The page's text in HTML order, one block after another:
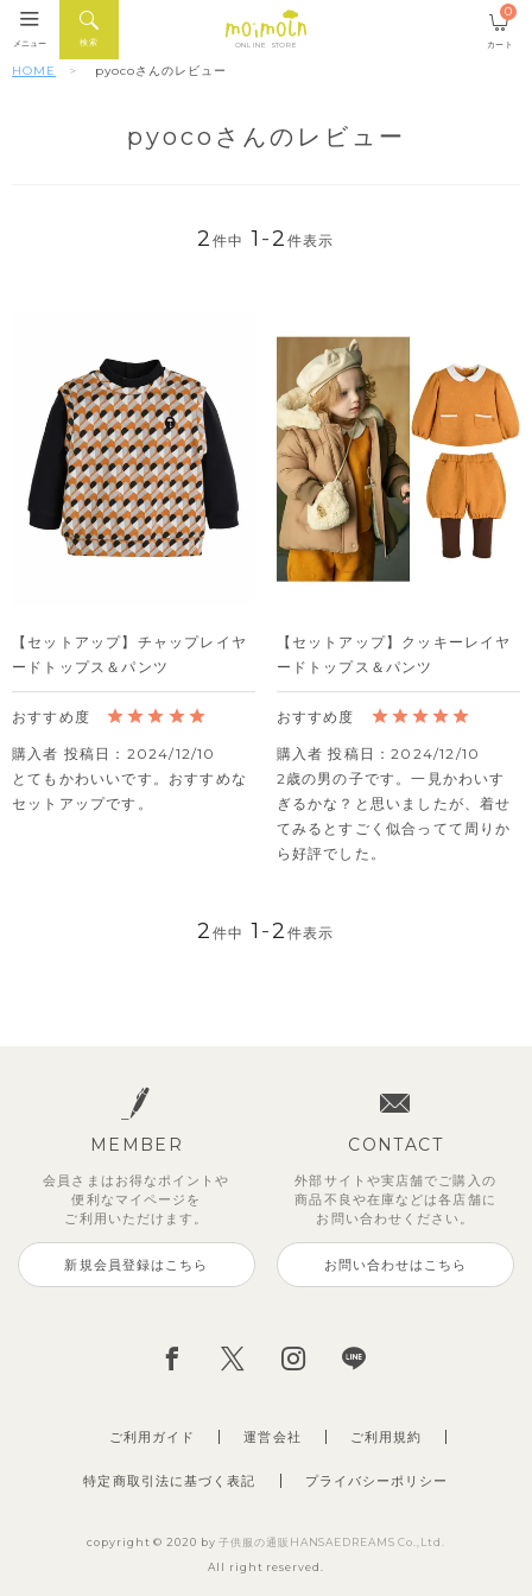
ONLINE STORE
検索
メニュー カート
0
HOME pyocoさんのレビュー
pyocoさんのレビュー
2件中 1 -2 件表示
【セットアップ】チャップレイヤ
ードトップス＆パンツ
購入者 投稿日
2024/12/10
とてもかわいいです。おすすめな
セットアップです。
【セットアップ】クッキーレイヤ
ードトップス＆パンツ
購入者 投稿日
2024/12/10
2歳の男の子です。一見かわいす
ぎるかな？と思いましたが、着せ
てみるとすごく似合ってて周りか
ら好評でした。
2件中 1 -2 件表示
MEMBER
会員さまはお得なポイントや
便利な マイページを
ご利用いただけます。
新規会員登録はこちら
CONTACT
外部サイトや実店舗でご購入の
商品不良や在庫などは各店舗に
お問い合わせください。
お問い合わせはこちら
ご利用ガイド 運営会社
特定商取引法に基づく表記 プライバシーポリシー
ご利用規約
copyright © 2020 by子供服の通販HANSAEDREAMS Co.,Ltd.
All right reserved.